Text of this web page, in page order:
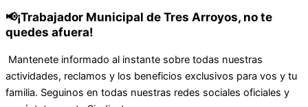
📢¡Trabajador Municipal de Tres Arroyos, no te
quedes afuera!
Mantenete informado al instante sobre todas nuestras
actividades, reclamos y los beneficios exclusivos para vos y tu
familia. Seguinos en todas nuestras redes sociales oficiales y